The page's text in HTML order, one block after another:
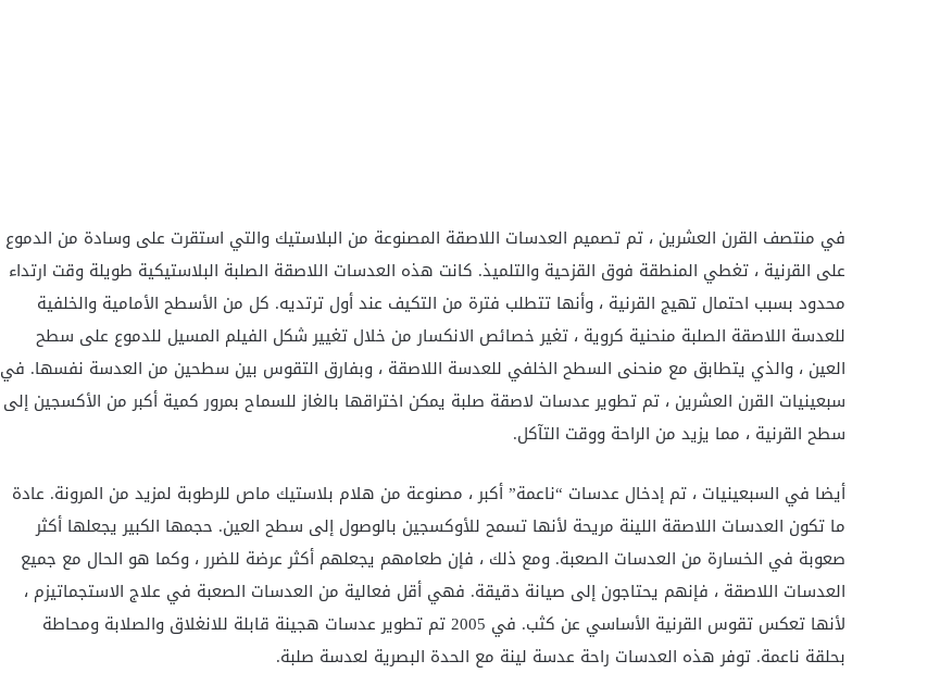
في منتصف القرن العشرين ، تم تصميم العدسات اللاصقة المصنوعة من البلاستيك والتي استقرت على وسادة من الدموع
على القرنية ، تغطي المنطقة فوق القزحية والتلميذ. كانت هذه العدسات اللاصقة الصلبة البلاستيكية طويلة وقت ارتداء
محدود بسبب احتمال تهيج القرنية ، وأنها تتطلب فترة من التكيف عند أول ترتديه. كل من الأسطح الأمامية والخلفية
للعدسة اللاصقة الصلبة منحنية كروية ، تغير خصائص الانكسار من خلال تغيير شكل الفيلم المسيل للدموع على سطح
العين ، والذي يتطابق مع منحنى السطح الخلفي للعدسة اللاصقة ، وبفارق التقوس بين سطحين من العدسة نفسها. في
سبعينيات القرن العشرين ، تم تطوير عدسات لاصقة صلبة يمكن اختراقها بالغاز للسماح بمرور كمية أكبر من الأكسجين إلى
سطح القرنية ، مما يزيد من الراحة ووقت التآكل.
أيضا في السبعينيات ، تم إدخال عدسات “ناعمة” أكبر ، مصنوعة من هلام بلاستيك ماص للرطوبة لمزيد من المرونة. عادة
ما تكون العدسات اللاصقة اللينة مريحة لأنها تسمح للأوكسجين بالوصول إلى سطح العين. حجمها الكبير يجعلها أكثر
صعوبة في الخسارة من العدسات الصعبة. ومع ذلك ، فإن طعامهم يجعلهم أكثر عرضة للضرر ، وكما هو الحال مع جميع
العدسات اللاصقة ، فإنهم يحتاجون إلى صيانة دقيقة. فهي أقل فعالية من العدسات الصعبة في علاج الاستجماتيزم ،
لأنها تعكس تقوس القرنية الأساسي عن كثب. في 2005
تم تطوير عدسات هجينة قابلة للانغلاق والصلابة ومحاطة
بحلقة ناعمة. توفر هذه العدسات راحة عدسة لينة مع الحدة البصرية لعدسة صلبة.